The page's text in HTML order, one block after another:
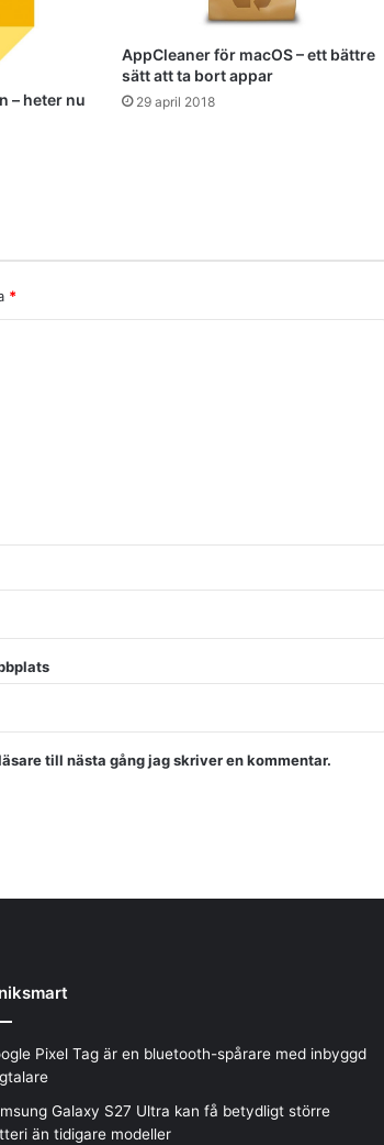
– heter nu
AppCleaner för macOS – ett bättre
sätt att ta bort appar
29 april 2018
*
till nästa gång jag skriver en kommentar.
Pixel Tag är en bluetooth-spårare med inbyggd
Galaxy S27 Ultra kan få betydligt större
än tidigare modeller